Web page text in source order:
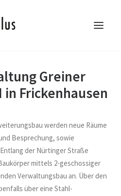
Greiner
in Frickenhausen
werden neue Räume
Besprechung, sowie
der Nürtinger Straße
mittels 2-geschossiger
Verwaltungsbau an. Über den
über eine Stahl-